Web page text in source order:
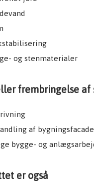
og stenmaterialer
frembringelse af
af
bygge- og
er også